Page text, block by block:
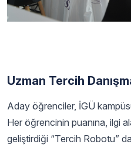
Uzman Tercih
Aday öğrenciler, İGÜ
Her öğrencinin puanına, ilgi
geliştirdiği “Tercih Robotu”